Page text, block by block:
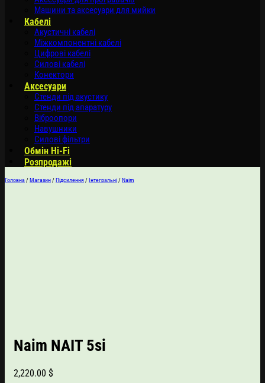
Машини та аксесуари для мийки
Кабелі
Акустичні кабелі
Міжкомпонентні кабелі
Цифрові кабелі
Силові кабелі
Конектори
Аксесуари
Стенди під акустику
Стенди під апаратуру
Віброопори
Навушники
Силові фільтри
Обмін Hi-Fi
Розпродажі
Головна /Магазин /Підсилення /Інтегральні /Naim
Naim NAIT 5si
2,220.00 $